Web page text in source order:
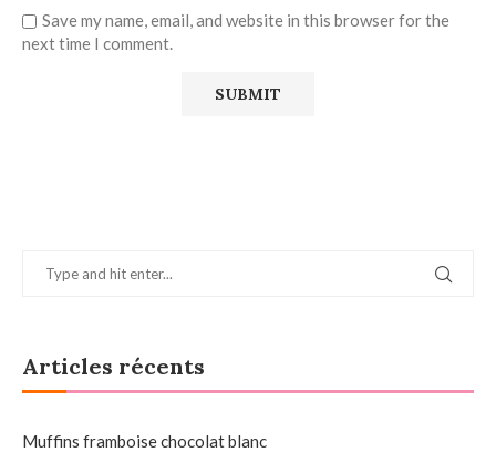
Save my name, email, and website in this browser for the
next time I comment.
Articles récents
Muffins framboise chocolat blanc